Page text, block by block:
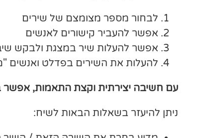
לבחור מספר מצומצם של שירים
אפשר להעביר קישורים לאנשים
אפשר להעלות שיר במצגת ולבקש
להעלות את השירים בפדלט ואנשים
עם חשיבה יצירתית וקצת התאמות, אפשר
ניתן להיעזר בשאלות הבאות לשיח: